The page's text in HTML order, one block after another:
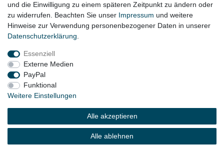
und die Einwilligung zu einem späteren Zeitpunkt zu ändern oder
zu widerrufen. Beachten Sie unser Impressum und weitere
Hinweise zur Verwendung personenbezogener Daten in unserer
Daten­schutz­erklärung
Essenziell
Externe Medien
PayPal
Funktional
Weitere Einstellungen
Alle akzeptieren
Alle ablehnen
Impressum
Widerrufs­recht
© Copyright 2026 | Alle Rechte vorbehalten.